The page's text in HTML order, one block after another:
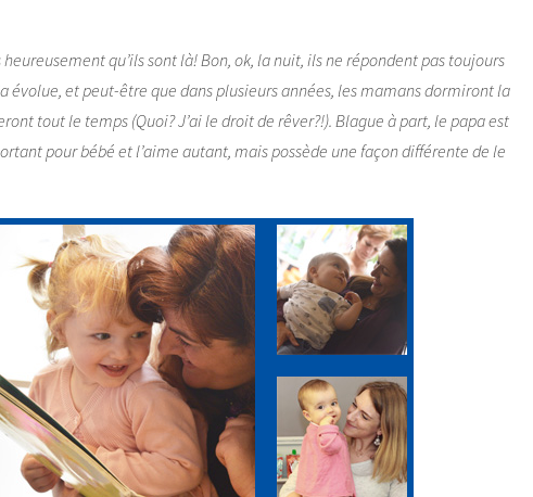
heureusement qu’ils sont là! Bon, ok, la nuit, ils ne répondent pas toujours
évolue, et peut-être que dans plusieurs années, les mamans dormiront la
tout le temps (Quoi? J’ai le droit de rêver?!). Blague à part, le papa est
pour bébé et l’aime autant, mais possède une façon différente de le